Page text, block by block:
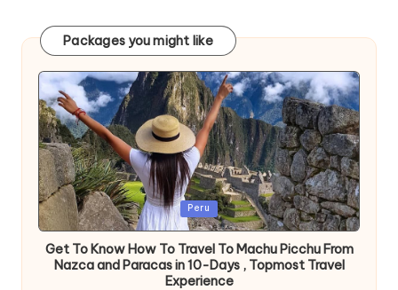
Packages you might like
Publicada
en
Peru
Get To Know How To Travel To Machu Picchu From
Nazca and Paracas in 10-Days , Topmost Travel
Experience